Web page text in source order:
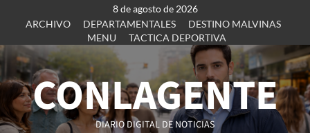
8 de agosto de 2026
ARCHIVO
DEPARTAMENTALES
DESTINO MALVINAS
MENU
TACTICA DEPORTIVA
CONLAGENTE
DIARIO DIGITAL DE NOTICIAS